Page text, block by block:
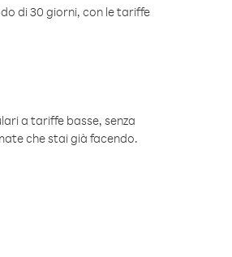
di 30 giorni, con le tariffe
a tariffe basse, senza
che stai già facendo.